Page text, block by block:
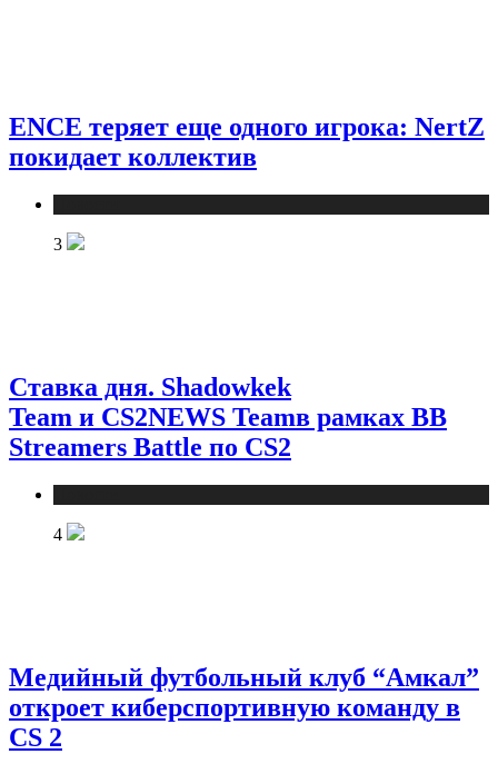
ENCE теряет еще одного игрока: NertZ
покидает коллектив
3
Ставка дня. Shadowkek
Team и CS2NEWS Teamв рамках BB
Streamers Battle по CS2
4
Медийный футбольный клуб “Амкал”
откроет киберспортивную команду в
CS 2